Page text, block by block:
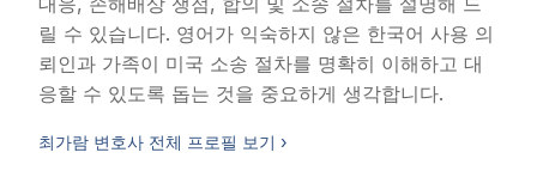
릴 수 있습니다. 영어가 익숙하지 않은 한국어 사용 의
뢰인과 가족이 미국 소송 절차를 명확히 이해하고 대
응할 수 있도록 돕는 것을 중요하게 생각합니다.
최가람 변호사 전체 프로필 보기 ›